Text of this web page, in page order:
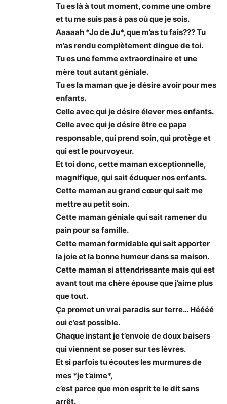
Tu es là à tout moment, comme une ombre
et tu me suis pas à pas où que je sois.
Aaaaah *Jo de Ju*, que m’as tu fais??? Tu
m’as rendu complètement dingue de toi.
Tu es une femme extraordinaire et une
mère tout autant géniale.
Tu es la maman que je désire avoir pour mes
enfants.
Celle avec qui je désire élever mes enfants.
Celle avec qui je désire être ce papa
responsable, qui prend soin, qui protège et
qui est le pourvoyeur.
Et toi donc, cette maman exceptionnelle,
magnifique, qui sait éduquer nos enfants.
Cette maman au grand cœur qui sait me
mettre au petit soin.
Cette maman géniale qui sait ramener du
pain pour sa famille.
Cette maman formidable qui sait apporter
la joie et la bonne humeur dans sa maison.
Cette maman si attendrissante mais qui est
avant tout ma chère épouse que j’aime plus
que tout.
Ça promet un vrai paradis sur terre… Héééé
oui c’est possible.
Chaque instant je t’envoie de doux baisers
qui viennent se poser sur tes lèvres.
Et si parfois tu écoutes les murmures de
mes *je t’aime*,
c’est parce que mon esprit te le dit sans
arrêt.